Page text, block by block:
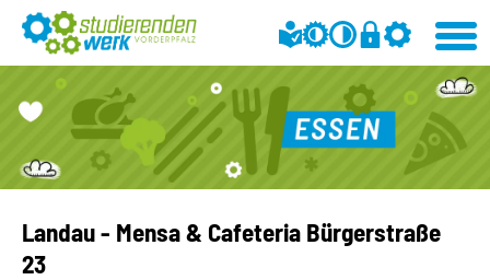
Landau - Mensa & Cafeteria Bürgerstraße
23